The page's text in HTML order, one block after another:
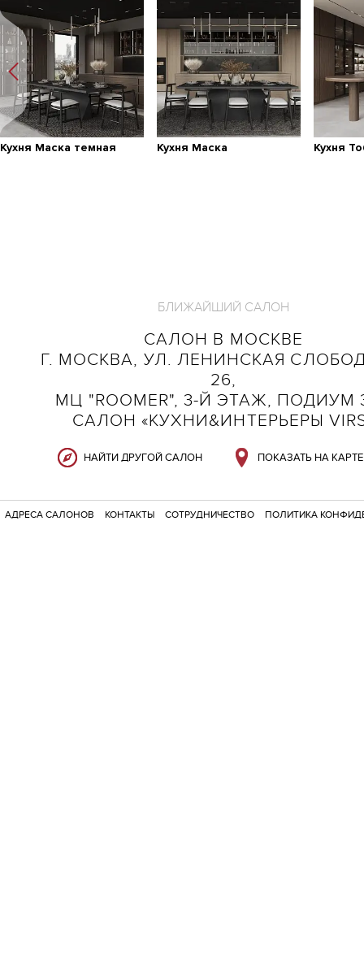
Кухня Маска темная Кухня Маска Кухня
БЛИЖАЙШИЙ САЛОН
САЛОН В МОСКВЕ
Г. МОСКВА, УЛ. ЛЕНИНСКАЯ
26,
МЦ "ROOMER", 3-Й ЭТАЖ, ПОДИУМ
САЛОН «КУХНИ&ИНТЕРЬЕРЫ
НАЙТИ ДРУГОЙ САЛОН ПОКАЗАТЬ НА КАРТЕ
АДРЕСА САЛОНОВ КОНТАКТЫ СОТРУДНИЧЕСТВО ПОЛИТИКА